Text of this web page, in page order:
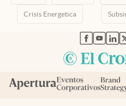
Crisis Energetica
abre en
abre